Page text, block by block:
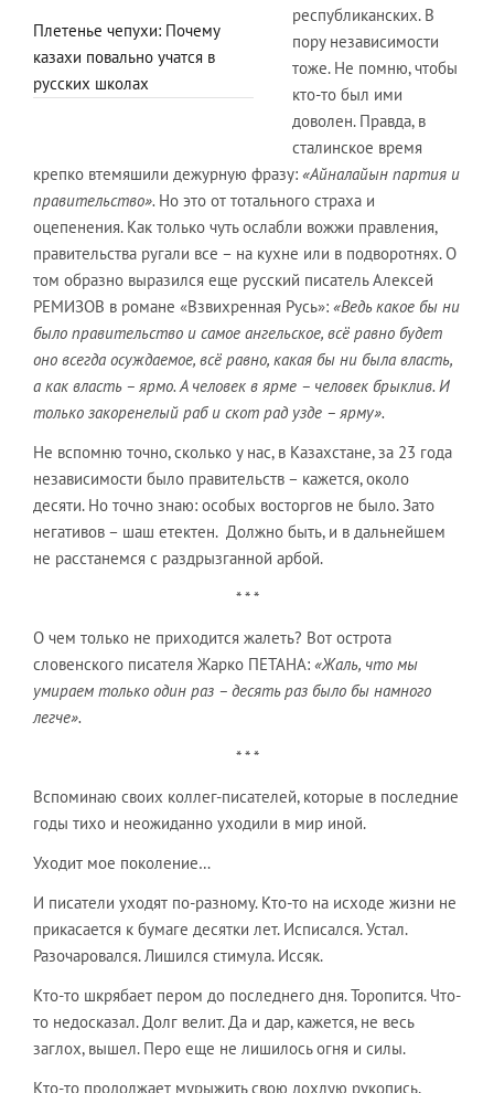
Плетенье чепухи: Почему
казахи повально учатся в
русских школах
республиканских. В
пору независимости
тоже. Не помню, чтобы
кто-то был ими
доволен. Правда, в
сталинское время
крепко втемяшили дежурную фразу: «Айналайын партия и
правительство». Но это от тотального страха и
оцепенения. Как только чуть ослабли вожжи правления,
правительства ругали все – на кухне или в подворотнях. О
том образно выразился еще русский писатель Алексей
РЕМИЗОВ в романе «Взвихренная Русь»: «Ведь какое бы ни
было правительство и самое ангельское, всё равно будет
оно всегда осуждаемое, всё равно, какая бы ни была власть,
а как власть – ярмо. А человек в ярме – человек брыклив. И
только закоренелый раб и скот рад узде – ярму».
Не вспомню точно, сколько у нас, в Казахстане, за 23 года
независимости было правительств – кажется, около
десяти. Но точно знаю: особых восторгов не было. Зато
негативов – шаш етектен. Должно быть, и в дальнейшем
не расстанемся с раздрызганной арбой.
* * *
О чем только не приходится жалеть? Вот острота
словенского писателя Жарко ПЕТАНА: «Жаль, что мы
умираем только один раз – десять раз было бы намного
легче».
* * *
Вспоминаю своих коллег-писателей, которые в последние
годы тихо и неожиданно уходили в мир иной.
Уходит мое поколение…
И писатели уходят по-разному. Кто-то на исходе жизни не
прикасается к бумаге десятки лет. Исписался. Устал.
Разочаровался. Лишился стимула. Иссяк.
Кто-то шкрябает пером до последнего дня. Торопится. Что-
то недосказал. Долг велит. Да и дар, кажется, не весь
заглох, вышел. Перо еще не лишилось огня и силы.
Кто-то продолжает мурыжить свою дохлую рукопись,